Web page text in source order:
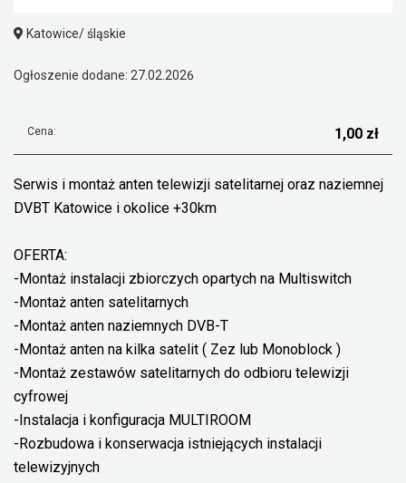
Katowice/ śląskie
Ogłoszenie dodane: 27.02.2026
Cena: 1,00 zł
Serwis i montaż anten telewizji satelitarnej oraz naziemnej
DVBT Katowice i okolice +30km
OFERTA:
-Montaż instalacji zbiorczych opartych na Multiswitch
-Montaż anten satelitarnych
-Montaż anten naziemnych DVB-T
-Montaż anten na kilka satelit ( Zez lub Monoblock )
-Montaż zestawów satelitarnych do odbioru telewizji
cyfrowej
-Instalacja i konfiguracja MULTIROOM
-Rozbudowa i konserwacja istniejących instalacji
telewizyjnych